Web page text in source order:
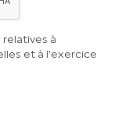
relatives à
et à l’exercice